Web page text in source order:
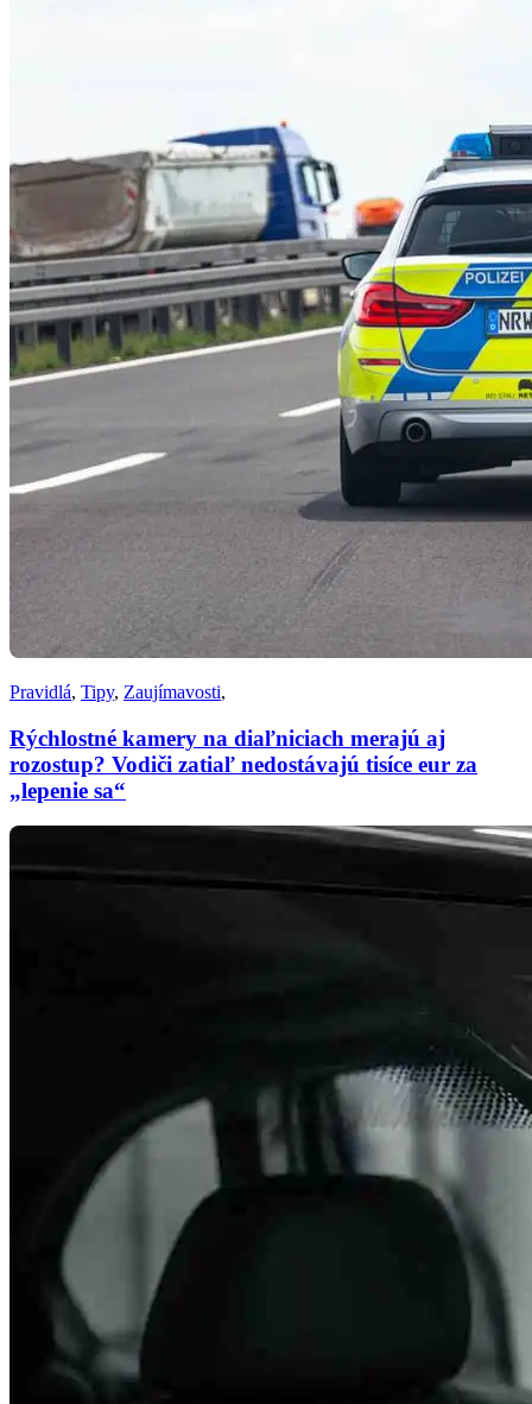
Pravidlá, Tipy, Zaujímavosti,
Rýchlostné kamery na diaľniciach merajú aj
rozostup? Vodiči zatiaľ nedostávajú tisíce eur za
„lepenie sa“